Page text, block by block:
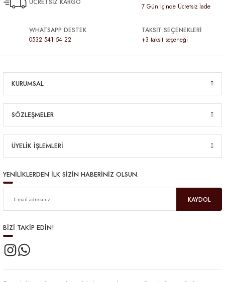
7 Gün İçinde Ücretsiz İade
WHATSAPP DESTEK
0532 541 54 22
TAKSİT SEÇENEKLERİ
+3 taksit seçeneği
KURUMSAL
SÖZLEŞMELER
ÜYELİK İŞLEMLERİ
YENİLİKLERDEN İLK SİZİN HABERİNİZ OLSUN.
KAYDOL
BİZİ TAKİP EDİN!